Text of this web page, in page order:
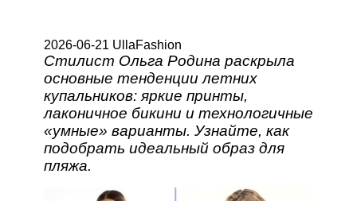
2026-06-21 UllaFashion
Стилист Ольга Родина раскрыла
основные тенденции летних
купальников: яркие принты,
лаконичное бикини и технологичные
«умные» варианты. Узнайте, как
подобрать идеальный образ для
пляжа.